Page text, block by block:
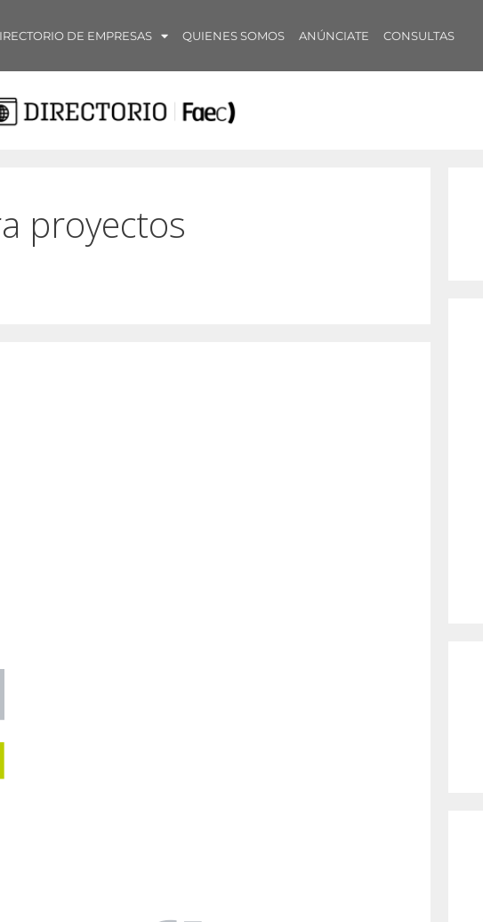
DE EMPRESAS QUIENES SOMOS ANÚNCIATE CONSULTAS
proyectos